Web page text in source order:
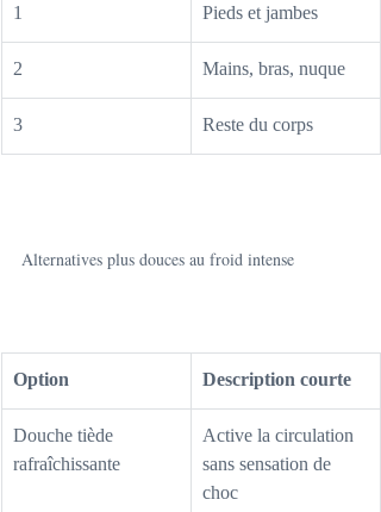
1 Pieds et jambes
2 Mains, bras, nuque
3 Reste du corps
Alternatives plus douces au froid intense
Option Description courte
Douche tiède
rafraîchissante
Active la circulation
sans sensation de
choc